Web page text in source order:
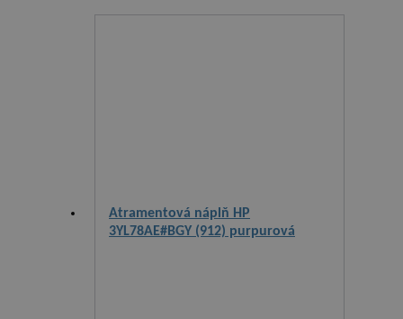
Atramentová náplň HP
3YL78AE#BGY (912) purpurová